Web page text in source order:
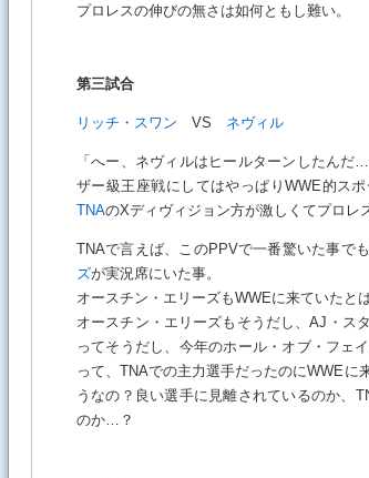
プロレスの伸びの無さは如何ともし難い。
第三試合
リッチ・スワン VS ネヴィル
「へー、ネヴィルはヒールターンしたん
ザー級王座戦にしてはやっぱりWWE的ス
TNAのXディヴィジョン方が激しくてプロレ
TNAで言えば、このPPVで一番驚いた事でも
ズが実況席にいた事。
オースチン・エリーズもWWEに来ていたと
オースチン・エリーズもそうだし、AJ・ス
ってそうだし、今年のホール・オブ・フェ
って、TNAでの主力選手だったのにWWEに
うなの？良い選手に見離されているのか、
のか…？